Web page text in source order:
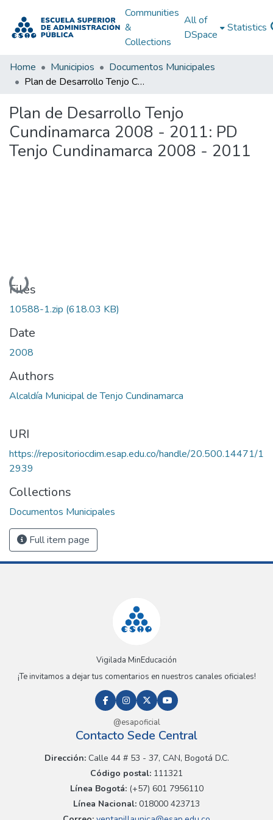
Communities
&
Collections
All of
DSpace
Statistics
Home Municipios
Documentos Municipales
Plan de Desarrollo Tenjo Cundinamarca 2008 - 2011: PD Tenjo Cundinamarca 2008 - 2011
Plan de Desarrollo Tenjo
Cundinamarca 2008 - 2011: PD
Tenjo Cundinamarca 2008 - 2011
Loading...
Files
10588-1.zip (618.03 KB)
Date
2008
Authors
Alcaldía Municipal de Tenjo Cundinamarca
URI
https://repositoriocdim.esap.edu.co/handle/20.500.14471/1
2939
Collections
Documentos Municipales
Full item page
Vigilada MinEducación
¡Te invitamos a dejar tus comentarios en nuestros canales oficiales!
@esapoficial
Contacto Sede Central
Dirección:Calle 44 # 53 - 37, CAN, Bogotá D.C.
Código postal: 111321
Línea Bogotá:(+57) 601 7956110
Línea Nacional: 018000 423713